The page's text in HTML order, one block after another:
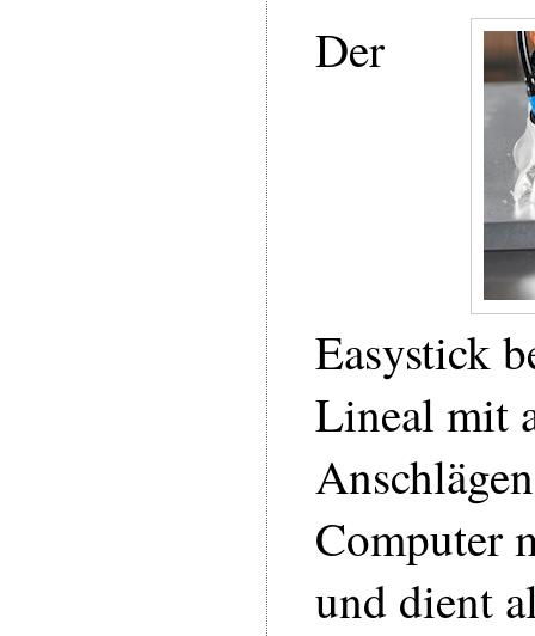
Der
Easystick
Lineal mit
Computer
und dient